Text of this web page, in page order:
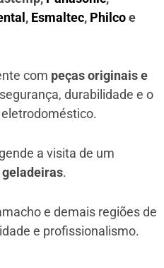
, Esmaltec, Philcoe
com peças originais e
durabilidade e o
a visita de um
.
e demais regiões de
e profissionalismo.